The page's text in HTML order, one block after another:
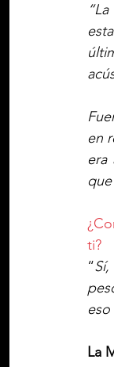
en
era
ti?
“
eso
La